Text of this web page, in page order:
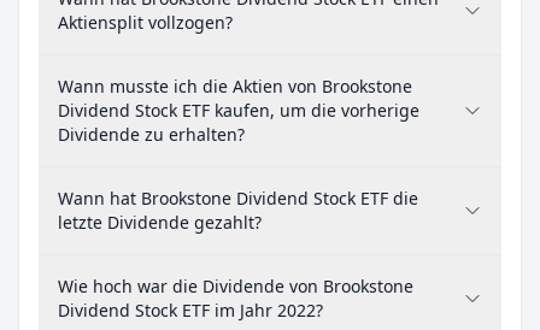
Aktiensplit vollzogen?
Wann musste ich die Aktien von Brookstone
Dividend Stock ETF kaufen, um die vorherige
Dividende zu erhalten?
Wann hat Brookstone Dividend Stock ETF die
letzte Dividende gezahlt?
Wie hoch war die Dividende von Brookstone
Dividend Stock ETF im Jahr 2022?